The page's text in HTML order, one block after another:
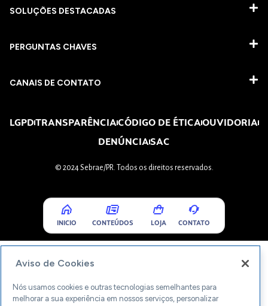
SOLUÇÕES DESTACADAS
PERGUNTAS CHAVES​
CANAIS DE CONTATO
LGPDTRANSPARÊNCIACÓDIGO DE ÉTICAOUVIDORIA
DENÚNCIASAC
© 2024 Sebrae/PR. Todos os direitos reservados.
INICIO CONTEÚDOS LOJA CONTATO
Aviso de Cookies
Nós usamos cookies e outras tecnologias semelhantes para
melhorar a sua experiência em nossos serviços, personalizar